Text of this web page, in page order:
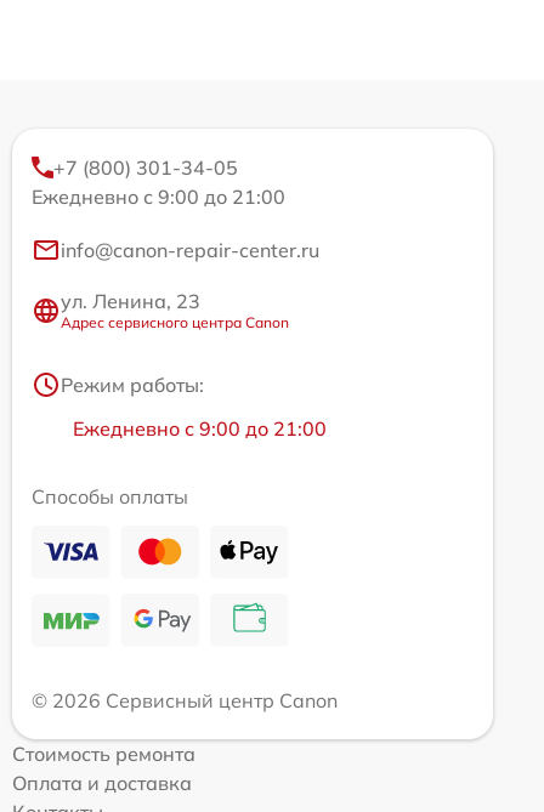
+7 (800) 301-34-05
Ежедневно с 9:00 до 21:00
info@canon-repair-center.ru
ул. Ленина, 23
Адрес сервисного центра Canon
Режим работы:
Ежедневно с 9:00 до 21:00
Способы оплаты
© 2026 Сервисный центр Canon
Стоимость ремонта
Оплата и доставка